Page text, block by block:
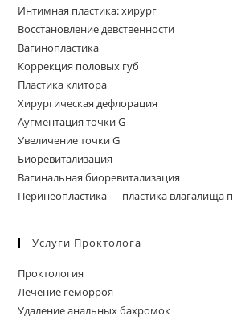
Интимная пластика: хирург
Восстановление девственности
Вагинопластика
Коррекция половых губ
Пластика клитора
Хирургическая дефлорация
Аугментация точки G
Увеличение точки G
Биоревитализация
Вагинальная биоревитализация
Перинеопластика — пластика влагалища
Услуги Проктолога
Проктология
Лечение геморроя
Удаление анальных бахромок